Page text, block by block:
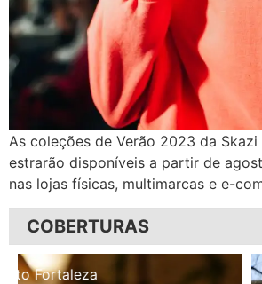
As coleções de Verão 2023 da
estrarão disponíveis a partir de
nas lojas físicas, multimarcas e e-
COBERTURAS
Inauguração Illa Café